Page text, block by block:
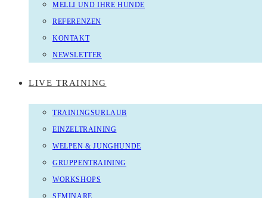
MELLI UND IHRE HUNDE
REFERENZEN
KONTAKT
NEWSLETTER
LIVE TRAINING
TRAININGSURLAUB
EINZELTRAINING
WELPEN & JUNGHUNDE
GRUPPENTRAINING
WORKSHOPS
SEMINARE